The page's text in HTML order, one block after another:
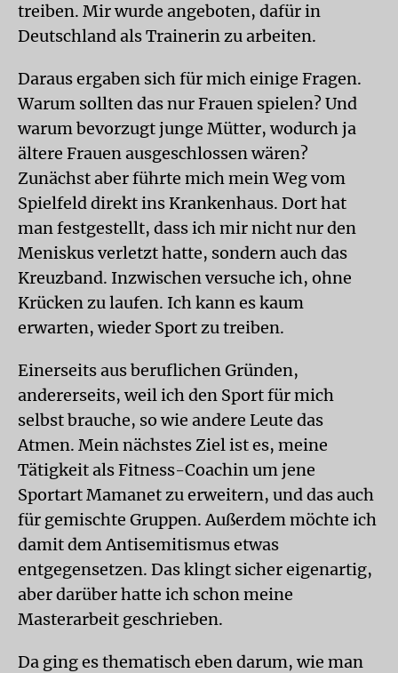
treiben. Mir wurde angeboten, dafür in
Deutschland als Trainerin zu arbeiten.
Daraus ergaben sich für mich einige Fragen.
Warum sollten das nur Frauen spielen? Und
warum bevorzugt junge Mütter, wodurch ja
ältere Frauen ausgeschlossen wären?
Zunächst aber führte mich mein Weg vom
Spielfeld direkt ins Krankenhaus. Dort hat
man festgestellt, dass ich mir nicht nur den
Meniskus verletzt hatte, sondern auch das
Kreuzband. Inzwischen versuche ich, ohne
Krücken zu laufen. Ich kann es kaum
erwarten, wieder Sport zu treiben.
Einerseits aus beruflichen Gründen,
andererseits, weil ich den Sport für mich
selbst brauche, so wie andere Leute das
Atmen. Mein nächstes Ziel ist es, meine
Tätigkeit als Fitness-Coachin um jene
Sportart Mamanet zu erweitern, und das auch
für gemischte Gruppen. Außerdem möchte ich
damit dem Antisemitismus etwas
entgegensetzen. Das klingt sicher eigenartig,
aber darüber hatte ich schon meine
Masterarbeit geschrieben.
Da ging es thematisch eben darum, wie man